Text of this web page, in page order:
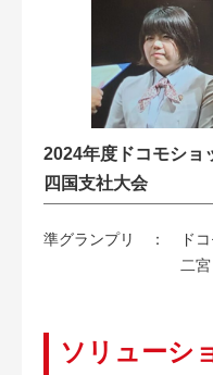
2024年度ドコモショ
四国支社大会
準グランプリ ：
ド
二
ソリューシ